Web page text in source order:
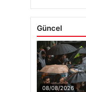
Güncel
08/08/2026